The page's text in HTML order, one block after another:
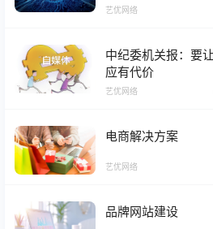
艺优网络
中纪委机关报：要
应有代价
艺优网络
电商解决方案
艺优网络
品牌网站建设